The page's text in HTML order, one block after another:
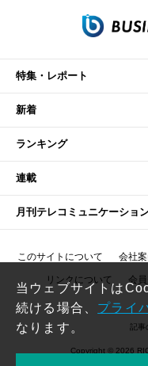
特集・レポート
新着
ランキング
連載
月刊テレコミュニケーショ
このサイトについて 会社
リンクについて 会
記事
Copyright © 2026 RIC
当ウェブサイトは
続ける場合、 プライ
なります。